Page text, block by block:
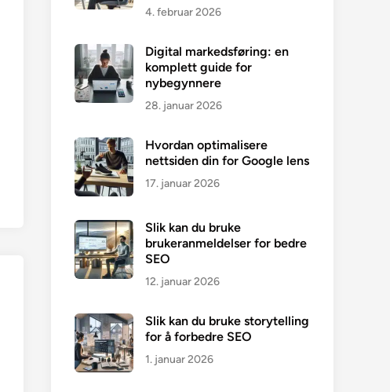
4. februar 2026
Digital markedsføring: en
komplett guide for
nybegynnere
28. januar 2026
Hvordan optimalisere
nettsiden din for Google lens
17. januar 2026
Slik kan du bruke
brukeranmeldelser for bedre
SEO
12. januar 2026
Slik kan du bruke storytelling
for å forbedre SEO
1. januar 2026